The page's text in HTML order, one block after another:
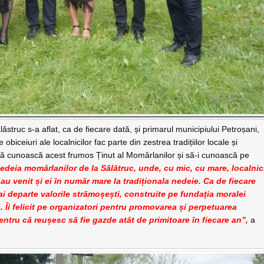
s-a aflat, ca de fiecare dată, și primarul municipiului Petroșani,
ale localnicilor fac parte din zestrea tradițiilor locale și
cunoască acest frumos Ținut al Momârlanilor și să-i cunoască pe
momârlanilor de la Sălătruc, unde, cu mic, cu mare,
venit și ei în număr mare la tradiționala nedeie. Ca de fiecare
departe valorile strămoșești, construite pe fundația moralei
felicit pe organizatori pentru promovarea și perpetuarea
că reușesc să fie gazde atât de primitoare în fiecare an”, a